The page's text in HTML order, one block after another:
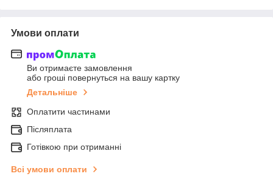
Умови оплати
Ви отримаєте замовлення
або гроші повернуться на вашу картку
Детальніше
Оплатити частинами
Післяплата
Готівкою при отриманні
Всі умови оплати